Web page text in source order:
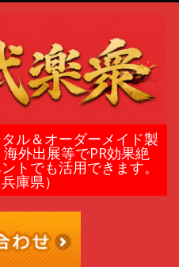
ル＆オーダーメイド製
外出展等でPR効果絶
でも活用できます。
庫県）